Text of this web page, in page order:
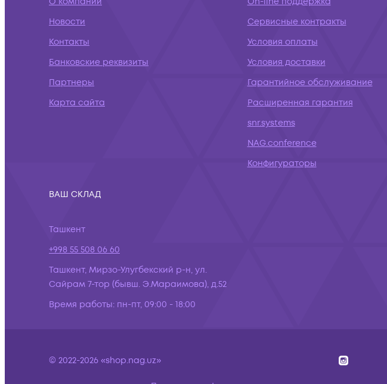
Новости
Контакты
Банковские реквизиты
Партнеры
Карта сайта
Сервисные контракты
Условия оплаты
Условия доставки
Гарантийное обслуживание
Расширенная гарантия
snr.systems
NAG.conference
Конфигураторы
ВАШ СКЛАД
Ташкент
+998 55 508 06 60
Ташкент, Мирзо-Улугбекский р-н, ул.
Сайрам 7-тор (бывш. Э.Мараимова), д.52
Время работы: пн-пт, 09:00 - 18:00
© 2022-2026 «shop.nag.uz»